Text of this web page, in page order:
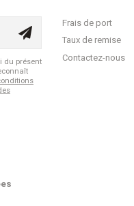
du présent
Frais de port
Taux de remise
Contactez-nous